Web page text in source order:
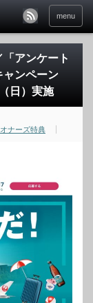
menu
アンケート
ャンペーン
日）実施
ナーズ特典